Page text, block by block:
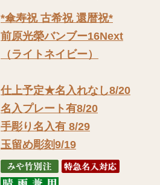
*傘寿祝 古希祝 還暦祝*
前原光榮バンブー16Next
（ライトネイビー）
仕上予定★名入れなし8/20
名入プレート有8/20
手彫り名入有 8/29
玉留め彫刻9/19